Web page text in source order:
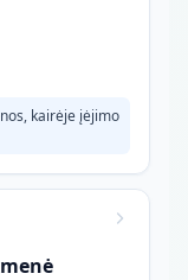
kairėje įėjimo